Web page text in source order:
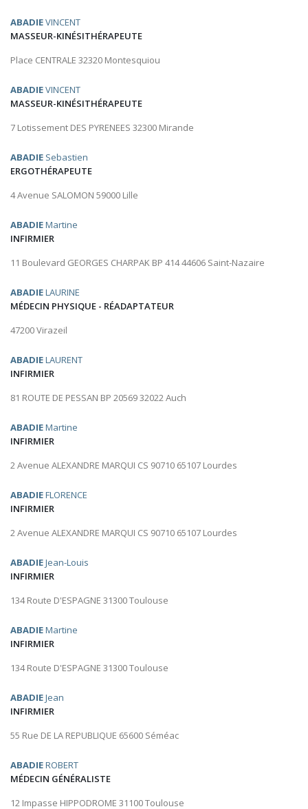
ABADIEVINCENT
MASSEUR-KINÉSITHÉRAPEUTE
Place CENTRALE 32320 Montesquiou
ABADIEVINCENT
MASSEUR-KINÉSITHÉRAPEUTE
7 Lotissement DES PYRENEES 32300 Mirande
ABADIE Sebastien
ERGOTHÉRAPEUTE
4 Avenue SALOMON 59000 Lille
ABADIEMartine
INFIRMIER
11 Boulevard GEORGES CHARPAK BP 414 44606 Saint-Nazaire
ABADIELAURINE
MÉDECIN PHYSIQUE - RÉADAPTATEUR
47200 Virazeil
ABADIELAURENT
INFIRMIER
81 ROUTE DE PESSAN BP 20569 32022 Auch
ABADIEMartine
INFIRMIER
2 Avenue ALEXANDRE MARQUI CS 90710 65107 Lourdes
ABADIEFLORENCE
INFIRMIER
2 Avenue ALEXANDRE MARQUI CS 90710 65107 Lourdes
ABADIEJean-Louis
INFIRMIER
134 Route D'ESPAGNE 31300 Toulouse
ABADIEMartine
INFIRMIER
134 Route D'ESPAGNE 31300 Toulouse
ABADIEJean
INFIRMIER
55 Rue DE LA REPUBLIQUE 65600 Séméac
ABADIEROBERT
MÉDECIN GÉNÉRALISTE
12 Impasse HIPPODROME 31100 Toulouse